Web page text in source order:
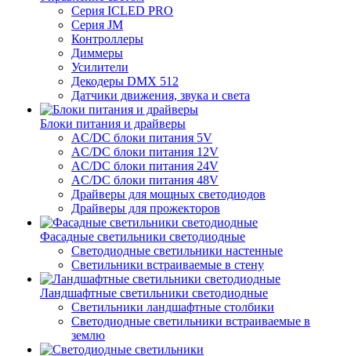
Серия ICLED PRO
Серия JM
Контроллеры
Диммеры
Усилители
Декодеры DMX 512
Датчики движения, звука и света
Блоки питания и драйверы
AC/DC блоки питания 5V
AC/DC блоки питания 12V
AC/DC блоки питания 24V
AC/DC блоки питания 48V
Драйверы для мощных светодиодов
Драйверы для прожекторов
Фасадные светильники светодиодные
Светодиодные светильники настенные
Светильники встраиваемые в стену
Ландшафтные светильники светодиодные
Светильники ландшафтные столбики
Светодиодные светильники встраиваемые в
землю